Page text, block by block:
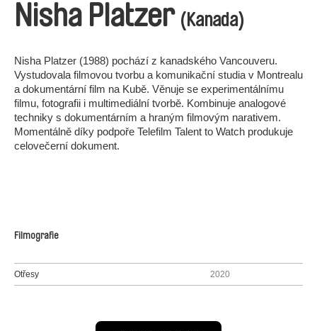
Nisha Platzer (Kanada)
Nisha Platzer (1988) pochází z kanadského Vancouveru.
Vystudovala filmovou tvorbu a komunikační studia v Montrealu
a dokumentární film na Kubě. Věnuje se experimentálnímu
filmu, fotografii i multimediální tvorbě. Kombinuje analogové
techniky s dokumentárním a hraným filmovým narativem.
Momentálně díky podpoře Telefilm Talent to Watch produkuje
celovečerní dokument.
Filmografie
Otřesy 2020